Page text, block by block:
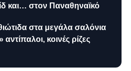
και… στον Παναθηναϊκό
στα μεγάλα σαλόνια
αντίπαλοι, κοινές ρίζες